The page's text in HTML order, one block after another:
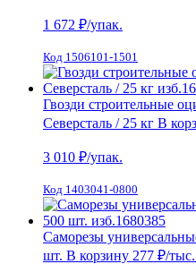
1 672 ₽/упак.
Код 1506101-1501
Гвозди строительные
Северсталь / 25 кг В
3 010 ₽/упак.
Код 1403041-0800
Саморезы
шт. В корзину 277 ₽/